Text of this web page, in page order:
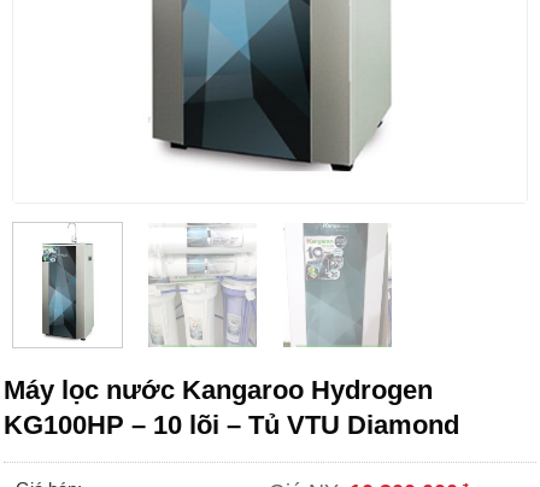
Máy lọc nước Kangaroo Hydrogen
KG100HP – 10 lõi – Tủ VTU Diamond